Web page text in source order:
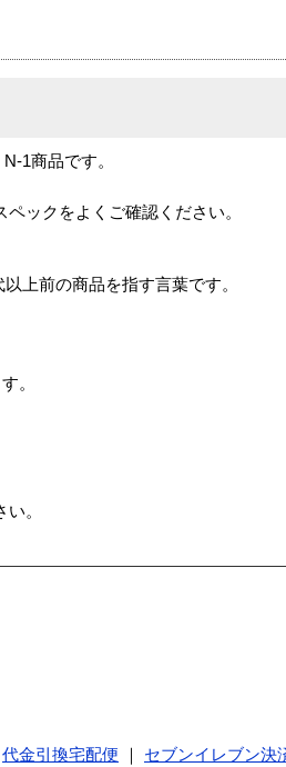
1商品です。
ックをよくご確認ください。
上前の商品を指す言葉です。
。
。
代金引換宅配便
セブンイレブン決